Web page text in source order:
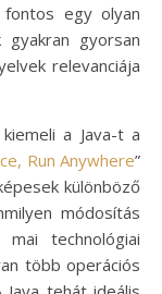
egy olyan
gyorsan
relevanciája
a Java-t a
Run Anywhere”
különböző
módosítás
technológiai
több operációs